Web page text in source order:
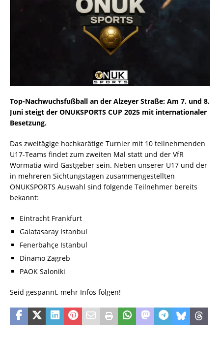
Top-Nachwuchsfußball an der Alzeyer Straße: Am 7. und 8.
Juni steigt der ONUKSPORTS CUP 2025 mit internationaler
Besetzung.
Das zweitägige hochkarätige Turnier mit 10 teilnehmenden
U17-Teams findet zum zweiten Mal statt und der VfR
Wormatia wird Gastgeber sein. Neben unserer U17 und der
in mehreren Sichtungstagen zusammengestellten
ONUKSPORTS Auswahl sind folgende Teilnehmer bereits
bekannt:
Eintracht Frankfurt
Galatasaray Istanbul
Fenerbahçe Istanbul
Dinamo Zagreb
PAOK Saloniki
Seid gespannt, mehr Infos folgen!